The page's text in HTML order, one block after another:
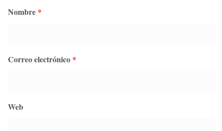
Nombre *
Correo electrónico *
Web